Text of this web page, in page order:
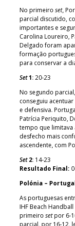
No primeiro set,
parcial discutido,
importantes e
Carolina Loureiro,
Delgado foram
formação
para conservar a
Set1: 20-23
No segundo
conseguiu
e defensiva.
Patrícia Periquito,
tempo que limitava
desfecho mais
ascendente, com
Set2: 14-23
Resultado Final:
Polónia –
As portuguesas
IHF Beach
primeiro setpor 6-
parcial, por 16-12,